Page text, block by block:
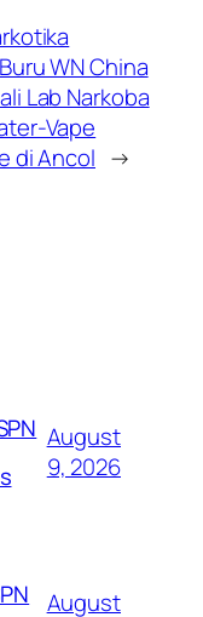
WN China
Lab Narkoba
Vape
di Ancol →
August
9, 2026
August